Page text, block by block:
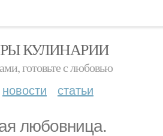
КУЛИНАРИИ
готовьте с любовью
новости статьи
любовница.